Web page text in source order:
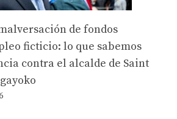
de fondos
ficticio: lo que sabemos
contra el alcalde de Saint